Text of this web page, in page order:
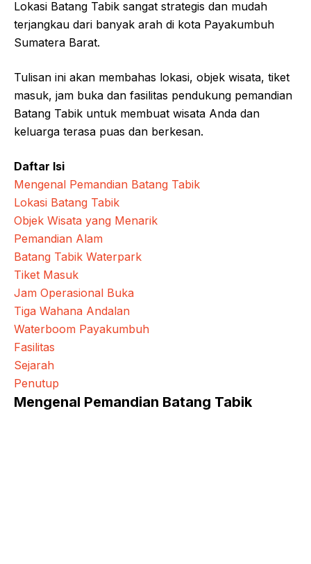
Lokasi Batang Tabik sangat strategis dan mudah
terjangkau dari banyak arah di kota Payakumbuh
Sumatera Barat.
Tulisan ini akan membahas lokasi, objek wisata, tiket
masuk, jam buka dan fasilitas pendukung pemandian
Batang Tabik untuk membuat wisata Anda dan
keluarga terasa puas dan berkesan.
Daftar Isi
Mengenal Pemandian Batang Tabik
Lokasi Batang Tabik
Objek Wisata yang Menarik
Pemandian Alam
Batang Tabik Waterpark
Tiket Masuk
Jam Operasional Buka
Tiga Wahana Andalan
Waterboom Payakumbuh
Fasilitas
Sejarah
Penutup
Mengenal Pemandian Batang Tabik